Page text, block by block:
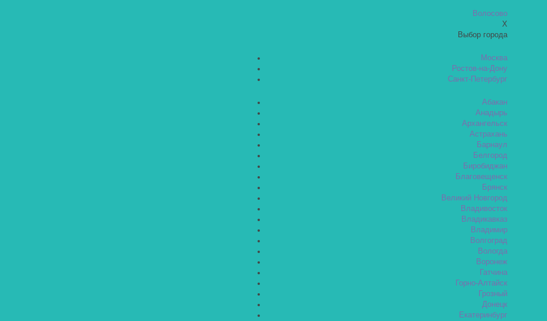
Волосово
X
Выбор города
Москва
Ростов-на-Дону
Санкт-Петербург
Абакан
Анадырь
Архангельск
Астрахань
Барнаул
Белгород
Биробиджан
Благовещенск
Брянск
Великий Новгород
Владивосток
Владикавказ
Владимир
Волгоград
Вологда
Воронеж
Гатчина
Горно-Алтайск
Грозный
Донецк
Екатеринбург